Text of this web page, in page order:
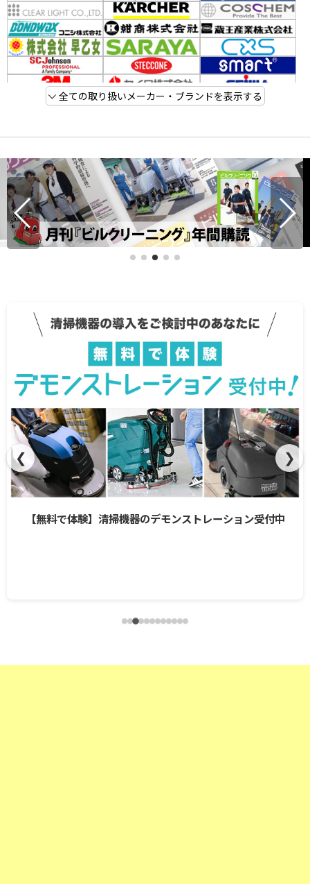
全ての取り扱いメーカー・ブランドを表示する
【無料で体験】清掃機器のデモンストレーション受付中
❮ ❯